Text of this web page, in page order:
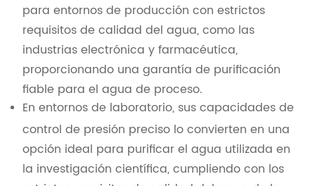
para entornos de producción con estrictos
requisitos de calidad del agua, como las
industrias electrónica y farmacéutica,
proporcionando una garantía de purificación
fiable para el agua de proceso.
En entornos de laboratorio, sus capacidades de
control de presión preciso lo convierten en una
opción ideal para purificar el agua utilizada en
la investigación científica, cumpliendo con los